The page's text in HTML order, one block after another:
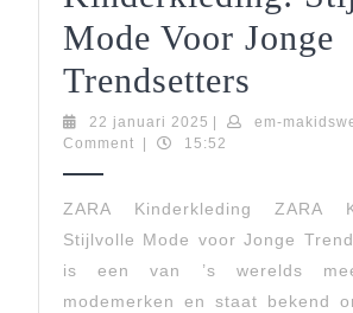
Mode Voor Jonge
Trendsetters
ZARA
Mode
Voor
22 januari 2025 22
januari
em-
Comment
15:52
ZARA Kinderkleding ZARA
Stijlvolle Mode voor Jonge
is een van ’s werelds
modemerken en staat bekend